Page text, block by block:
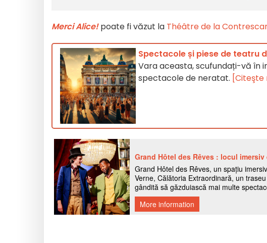
Merci Alice! poate fi văzut la Théâtre de la
Spectacole și piese de teatru
Vara aceasta, scufundați-vă în
spectacole de neratat. [Citeşte